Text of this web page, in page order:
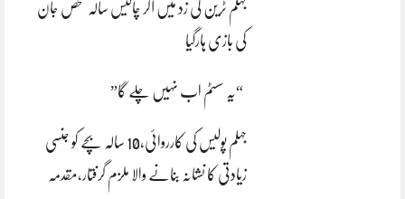
جہلم ٹرین کی زد میں آکر چالیس سالہ شخص جان
کی بازی ہارگیا
“یہ سسٹم اب نہیں چلے گا”
جہلم پولیس کی کارروائی،10 سالہ بچے کو جنسی
زیادتی کا نشانہ بنانے والا ملزم گرفتار،مقدمہ